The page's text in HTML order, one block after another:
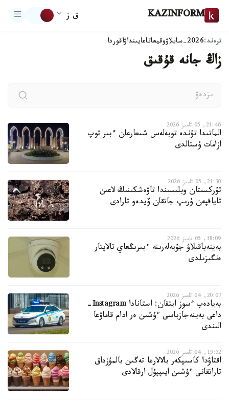
KAZINFORM ق ز
ترەند:2026-سايلاۋ وقيعاتاعايىنداۋاقوردا
زاڭ جانە قۇقىق
21:46, 05 تامىز 2026
الماتىدا تۇندە توبەلەس شىعارعان ءبىر توپ
ازامات ۇستالدى
21:30, 05 تامىز 2026
تۇركىستان وبلىسىندا تاۋەشكىنىڭ لاعىن
تاياقپەن ۇرىپ جاتقان ۆيدەو تارادى
18:09, 05 تامىز 2026
بەينەباقىلاۋ جۇيەلەرىنە ءبىرىڭعاي تالاپتار
ەنگىزىلدى
20:07, 04 تامىز 2026
بەيادەپ ءسوز ايتقان: استانادا Instagram-
داعى بەينەجازباسى ءۇشىن ەر ادام قاماۋعا
الىندى
19:52, 04 تامىز 2026
اقتاۋدا كاسىپكەر بالالارعا تەگىن بالمۇزداق
تاراتقانى ءۇشىن ايىپپۇل ارقالادى